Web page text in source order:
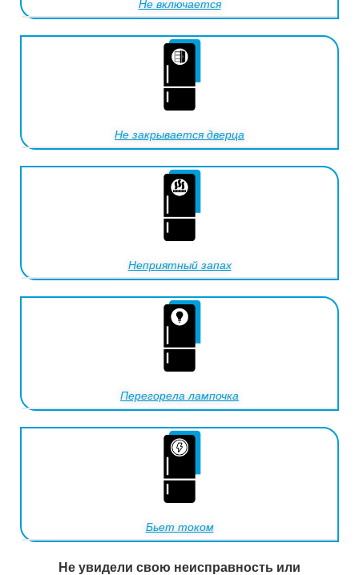
Не включается
Не закрывается дверца
Неприятный запах
Перегорела лампочка
Бьет током
Не увидели свою неисправность или